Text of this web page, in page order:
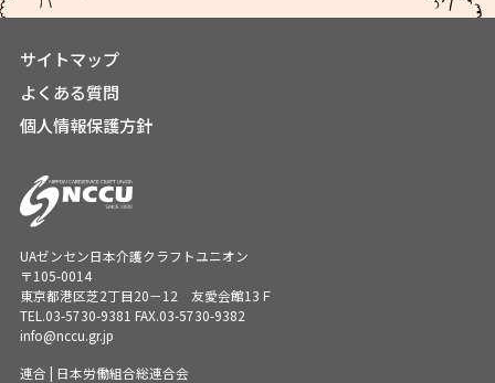
サイトマップ
よくある質問
個人情報保護方針
UAゼンセン日本介護クラフトユニオン
〒105-0014
東京都港区芝2丁目20－12 友愛会館13Ｆ
TEL.03-5730-9381 FAX.03-5730-9382
info@nccu.gr.jp
連合 | 日本労働組合総連合会